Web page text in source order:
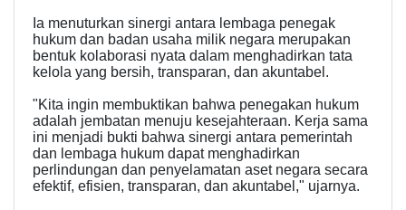
Ia menuturkan sinergi antara lembaga penegak
hukum dan badan usaha milik negara merupakan
bentuk kolaborasi nyata dalam menghadirkan tata
kelola yang bersih, transparan, dan akuntabel.
"Kita ingin membuktikan bahwa penegakan hukum
adalah jembatan menuju kesejahteraan. Kerja sama
ini menjadi bukti bahwa sinergi antara pemerintah
dan lembaga hukum dapat menghadirkan
perlindungan dan penyelamatan aset negara secara
efektif, efisien, transparan, dan akuntabel," ujarnya.